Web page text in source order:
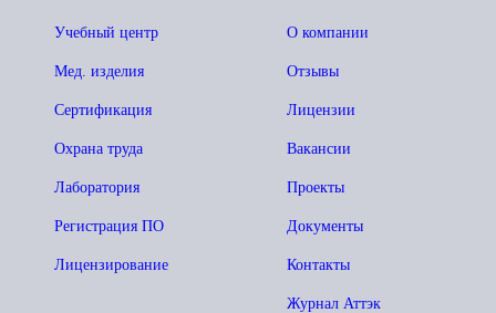
О компании
Отзывы
Лицензии
Вакансии
Проекты
Документы
Контакты
Журнал Аттэк
Учебный центр
Мед. изделия
Сертификация
Охрана труда
Лаборатория
Регистрация ПО
Лицензирование